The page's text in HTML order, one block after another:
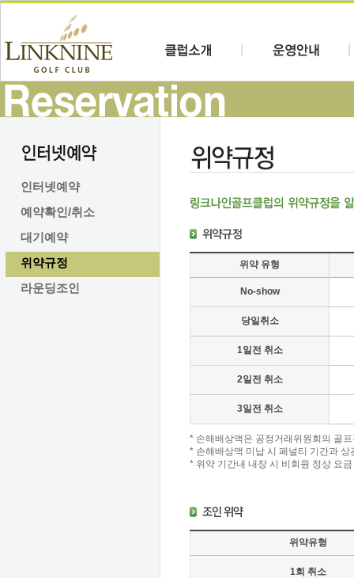
인터넷예약
예약확인/취소
대기예약
위약규정
라운딩조인
위약 유형
No-show
당일취소
1일전 취소
2일전 취소
3일전 취소
* 손해배상액은 공정거래위원회의 골
* 손해배상액 미납 시 페널티 기간과
* 위약 기간내 내장 시 비회원 정상 요
위약유형
1회 취소